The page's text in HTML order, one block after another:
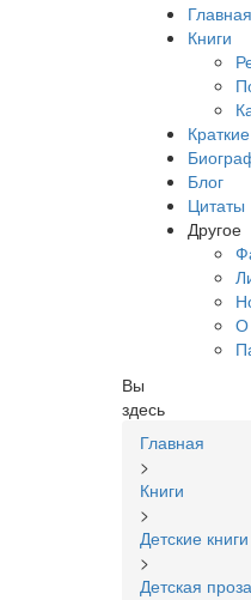
Главная
Книги
Блог
Цитаты
Другое
О
Вы
здесь
Главная
>
Книги
>
Детские книги
>
Детская проза